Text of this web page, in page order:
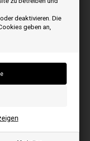
deaktivieren. Die
geben an,